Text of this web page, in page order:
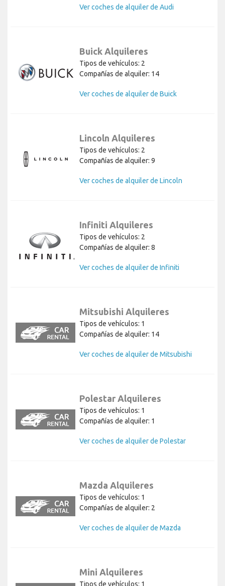
Ver coches de alquiler de Audi
Buick Alquileres
Tipos de vehículos: 2
Compañías de alquiler: 14
Ver coches de alquiler de Buick
Lincoln Alquileres
Tipos de vehículos: 2
Compañías de alquiler: 9
Ver coches de alquiler de Lincoln
Infiniti Alquileres
Tipos de vehículos: 2
Compañías de alquiler: 8
Ver coches de alquiler de Infiniti
Mitsubishi Alquileres
Tipos de vehículos: 1
Compañías de alquiler: 14
Ver coches de alquiler de Mitsubishi
Polestar Alquileres
Tipos de vehículos: 1
Compañías de alquiler: 1
Ver coches de alquiler de Polestar
Mazda Alquileres
Tipos de vehículos: 1
Compañías de alquiler: 2
Ver coches de alquiler de Mazda
Mini Alquileres
Tipos de vehículos: 1